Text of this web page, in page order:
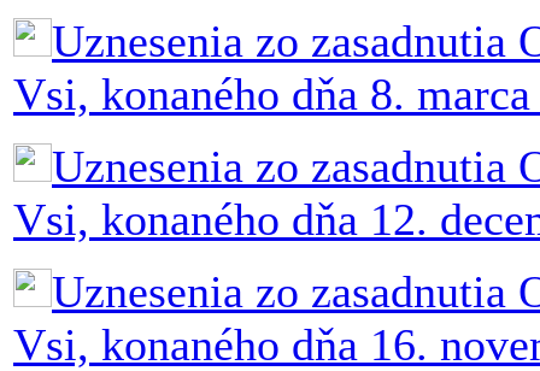
Uznesenia zo zasadnutia
Vsi, konaného dňa 8.
Uznesenia zo zasadnutia
Vsi, konaného dňa 12.
Uznesenia zo zasadnutia
Vsi, konaného dňa 16.